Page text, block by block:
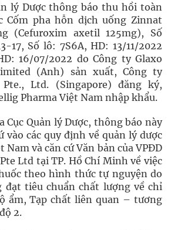
lý Dược thông báo thu hồi toàn
Cốm pha hỗn dịch uống Zinnat
(Cefuroxim axetil 125mg), Số
17, Số lô: 7S6A, HD: 13/11/2022
16/07/2022 do Công ty Glaxo
(Anh) sản xuất, Công ty
Pte., Ltd. (Singapore) đăng ký,
Pharma Việt Nam nhập khẩu.
Cục Quản lý Dược, thông báo này
vào các quy định về quản lý dược
Nam và căn cứ Văn bản của VPĐD
Ltd tại TP. Hồ Chí Minh về việc
theo hình thức tự nguyện do
đạt tiêu chuẩn chất lượng về chỉ
ẩm, Tạp chất liên quan – tương
2.